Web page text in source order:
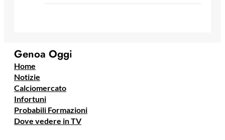
Genoa Oggi
Home
Notizie
Calciomercato
Infortuni
Probabili Formazioni
Dove vedere in TV